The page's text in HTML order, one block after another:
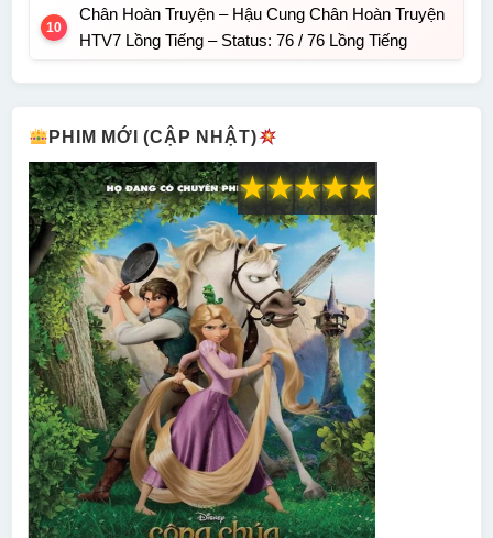
Chân Hoàn Truyện – Hậu Cung Chân Hoàn Truyện
HTV7 Lồng Tiếng – Status: 76 / 76 Lồng Tiếng
PHIM MỚI (CẬP NHẬT)
★
★
★
★
★